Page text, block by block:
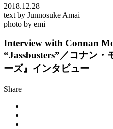
2018.12.28
text by Junnosuke Amai
photo by emi
Interview with Connan
“Jassbusters”／コナン
ーズ』インタビュー
Share